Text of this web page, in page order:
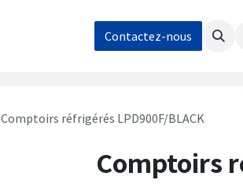
Contact / Demande de devis Boutique
Contactez-nous
Comptoirs réfrigérés LPD900F/BLACK
Comptoirs